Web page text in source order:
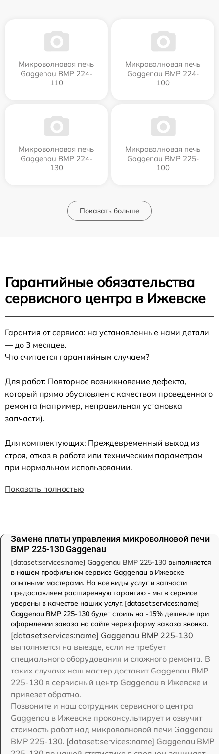
Микроволновая печь
Gaggenau BMP 224-
110
Микроволновая печь
Gaggenau BMP 224-
100
Микроволновая печь
Gaggenau BMP 224-
130
Микроволновая печь
Gaggenau BMP 225-
100
Показать больше
Гарантийные обязательства
сервисного центра в Ижевске
Гарантия от сервиса: на установленные нами детали
— до 3 месяцев.
Что считается гарантийным случаем?
Для работ: Повторное возникновение дефекта,
который прямо обусловлен с качеством проведенного
ремонта (например, неправильная установка
запчасти).
Для комплектующих: Преждевременный выход из
строя, отказ в работе или техническим параметрам
при нормальном использовании.
Показать полностью
Замена платы управления микроволновой печи
BMP 225-130 Gaggenau
[dataset:services:name] Gaggenau BMP 225-130 выполняется
в нашем профильном сервисе Gaggenau в Ижевске
опытными мастерами. На все виды услуг и запчасти
предоставляем расширенную гарантию - мы в сервисе
уверены в качестве наших услуг. [dataset:services:name]
Gaggenau BMP 225-130 будет стоить на -15% дешевле при
оформлении заказа на сайте через форму заказа звонка.
[dataset:services:name] Gaggenau BMP 225-130
выполняется на выезде, если не требует
специального оборудования и сложного ремонта. В
таких случаях наш мастер доставит Gaggenau BMP
225-130 в сервисный центр Gaggenau в Ижевске и
привезет обратно.
Позвоните и наш сотрудник сервисного центра
Gaggenau в Ижевске проконсультирует и озвучит
стоимость работ над микроволновой печи Gaggenau
BMP 225-130. [dataset:services:name] Gaggenau BMP